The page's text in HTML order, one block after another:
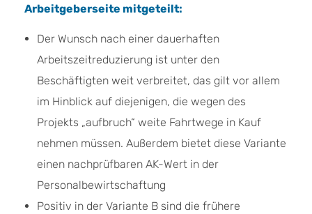
Arbeitgeberseite mitgeteilt:
Der Wunsch nach einer dauerhaften
Arbeitszeitreduzierung ist unter den
Beschäftigten weit verbreitet, das gilt vor allem
im Hinblick auf diejenigen, die wegen des
Projekts „aufbruch“ weite Fahrtwege in Kauf
nehmen müssen. Außerdem bietet diese Variante
einen nachprüfbaren AK-Wert in der
Personalbewirtschaftung
Positiv in der Variante B sind die frühere